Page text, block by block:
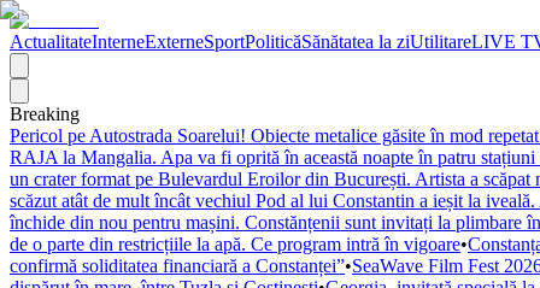
ActualitateInterneExterneSportPoliticăSănătatea la ziUtilitareLIVE
Breaking
Pericol pe Autostrada Soarelui! Obiecte metalice găsite în mod
RAJA la Mangalia. Apa va fi oprită în această noapte în patru stațiuni
un crater format pe Bulevardul Eroilor din București. Artista a scăpat
scăzut atât de mult încât vechiul Pod al lui Constantin a ieșit la
închide din nou pentru mașini. Constănțenii sunt invitați la plimbare
de o parte din restricțiile la apă. Ce program intră în vigoare•
confirmă soliditatea financiară a Constanței”•SeaWave Film Fest